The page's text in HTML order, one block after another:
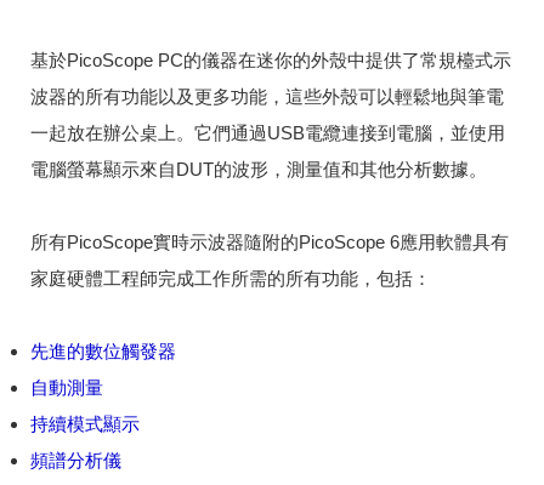
基於PicoScope PC的儀器在迷你的外殼中提供了常規檯式示
波器的所有功能以及更多功能，這些外殼可以輕鬆地與筆電
一起放在辦公桌上。 它們通過USB電纜連接到電腦，並使用
電腦螢幕顯示來自DUT的波形，測量值和其他分析數據。
所有PicoScope實時示波器隨附的PicoScope 6應用軟體具有
家庭硬體工程師完成工作所需的所有功能，包括：
先進的數位觸發器
自動測量
持續模式顯示
頻譜分析儀